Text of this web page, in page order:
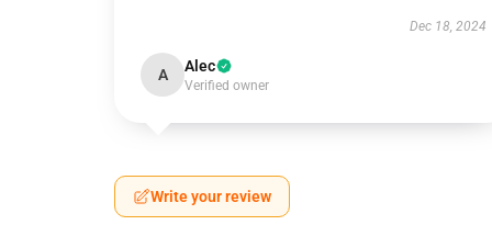
Dec 18, 2024
A Alec
Verified owner
Write your review